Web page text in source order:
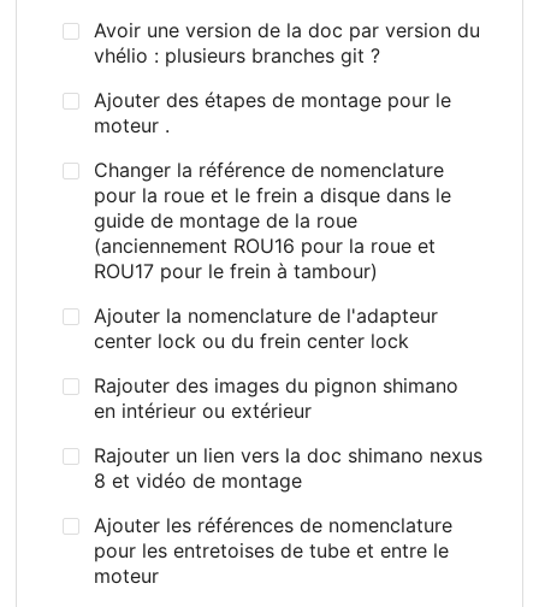
Avoir une version de la doc par version du
vhélio : plusieurs branches git ?
Ajouter des étapes de montage pour le
moteur .
Changer la référence de nomenclature
pour la roue et le frein a disque dans le
guide de montage de la roue
(anciennement ROU16 pour la roue et
ROU17 pour le frein à tambour)
Ajouter la nomenclature de l'adapteur
center lock ou du frein center lock
Rajouter des images du pignon shimano
en intérieur ou extérieur
Rajouter un lien vers la doc shimano nexus
8 et vidéo de montage
Ajouter les références de nomenclature
pour les entretoises de tube et entre le
moteur